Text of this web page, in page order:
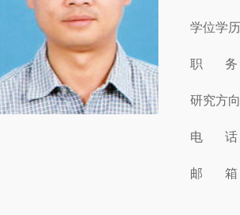
学位学
职 务
研究方
电 话
邮 箱